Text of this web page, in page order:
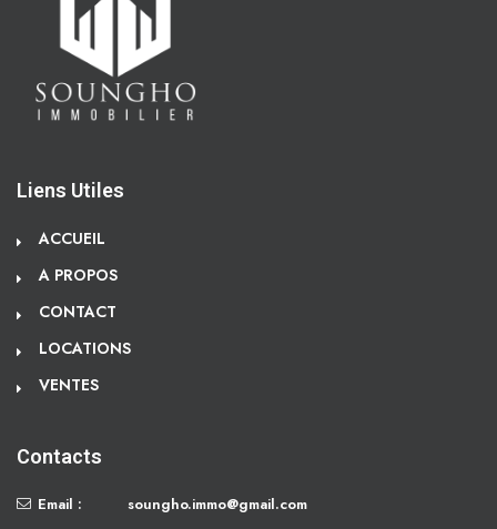
Liens Utiles
ACCUEIL
A PROPOS
CONTACT
LOCATIONS
VENTES
Contacts
Email : soungho.immo@gmail.com